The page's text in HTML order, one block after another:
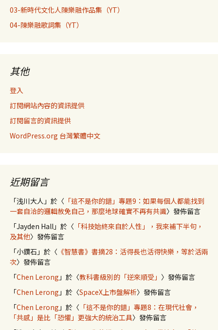
03-新時代文化人陳樂融作品集（YT）
04-陳樂融歌詞集（YT）
其他
登入
訂閱網站內容的資訊提供
訂閱留言的資訊提供
WordPress.org 台灣繁體中文
近期留言
「浅川大人 」於〈 「這不是你的錯」專題9：如果每個人都能找到
一套自洽的邏輯赦免自己，那麼地球確實不再有共識〉發佈留言
「Jayden Hall 」於〈 「科技始終來自於人性」，我來補下半句，
及其他〉發佈留言
「小鑽石 」於〈 《智慧書》書摘28：活得長也活得快樂，等於活兩
次〉發佈留言
「Chen Lerong 」於〈教科書級別的「逆來順受」 〉發佈留言
「Chen Lerong 」於〈SpaceX上市盤解析〉發佈留言
「Chen Lerong 」於〈 「這不是你的錯」專題8：在現代社會，
「共感」是比「恐懼」更強大的統治工具〉發佈留言